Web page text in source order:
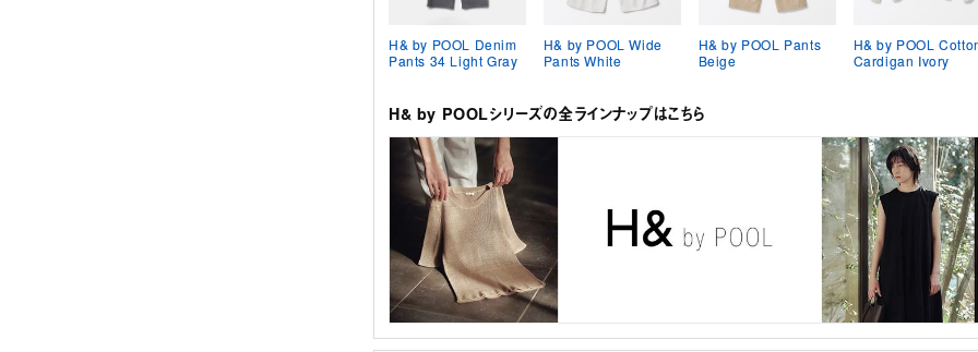
H& by POOL Denim
Pants 34 Light Gray
H& by POOL Wide
Pants White
H& by POOL Pants
Beige
H& by POOL
Cardigan Ivory
H& by POOLシリーズの全ラインナップはこちら